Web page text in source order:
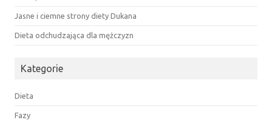
Jasne i ciemne strony diety Dukana
Dieta odchudzająca dla mężczyzn
Kategorie
Dieta
Fazy